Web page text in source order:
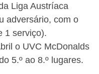
Liga Austríaca
adversário, com o
1 serviço).
o UVC McDonalds
5.º ao 8.º lugares.